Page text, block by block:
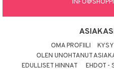
OMA PROFIILI
OLEN UNOHTANUT
EDULLISET HINNAT
EHDOT -